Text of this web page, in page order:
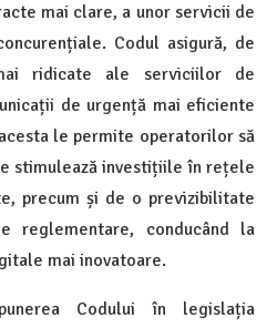
mai clare, a unor servicii de
Codul asigură, de
ridicate ale serviciilor de
de urgență mai eficiente
le permite operatorilor să
stimulează investițiile în rețele
precum și de o previzibilitate
reglementare, conducând la
mai inovatoare.
Codului în legislația